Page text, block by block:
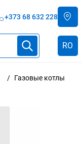
+373 68 632 228
RO
Газовые котлы